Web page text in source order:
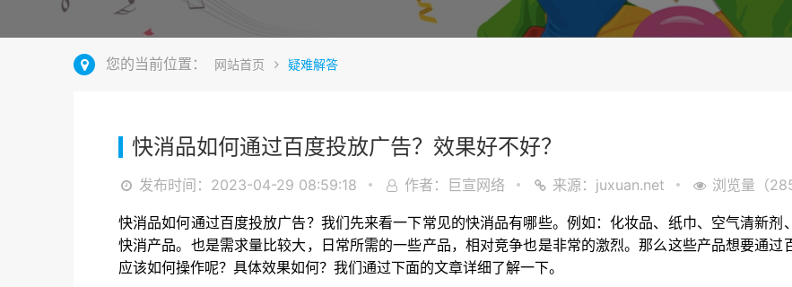
您的当前位置： 网站首页 疑难解答
快消品如何通过百度投放广告？效果好不好？
发布时间：2023-04-29 08:59:18 作者：巨宣网络 来源：juxuan.net 浏览量（285
快消品如何通过百度投放广告？我们先来看一下常见的快消品有哪些。例如：化妆品、纸巾、空气清新
快消产品。也是需求量比较大，日常所需的一些产品，相对竞争也是非常的激烈。那么这些产品想要通过
应该如何操作呢？具体效果如何？我们通过下面的文章详细了解一下。